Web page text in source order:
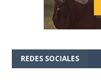
REDES SOCIALES